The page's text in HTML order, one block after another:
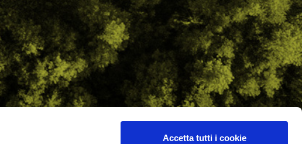
Accetta tutti i cookie